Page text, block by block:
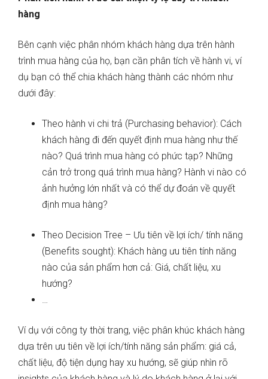
hàng
Bên cạnh việc phân nhóm khách hàng dựa trên hành
trình mua hàng của họ, bạn cần phân tích về hành vi, ví
dụ bạn có thể chia khách hàng thành các nhóm như
dưới đây:
Theo hành vi chi trả (Purchasing behavior): Cách
khách hàng đi đến quyết định mua hàng như thế
nào? Quá trình mua hàng có phức tạp? Những
cản trở trong quá trình mua hàng? Hành vi nào có
ảnh hưởng lớn nhất và có thể dự đoán về quyết
định mua hàng?
Theo Decision Tree – Ưu tiên về lợi ích/ tính năng
(Benefits sought): Khách hàng ưu tiên tính năng
nào của sản phẩm hơn cả: Giá, chất liệu, xu
hướng?
…
Ví dụ với công ty thời trang, việc phân khúc khách hàng
dựa trên ưu tiên về lợi ích/tính năng sản phẩm: giá cả,
chất liệu, độ tiện dụng hay xu hướng, sẽ giúp nhìn rõ